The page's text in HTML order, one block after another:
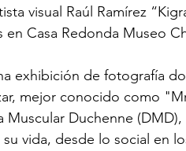
visual Raúl Ramírez
en Casa Redonda Museo
exhibición de fotografía
mejor conocido como
Muscular Duchenne
vida, desde lo social en